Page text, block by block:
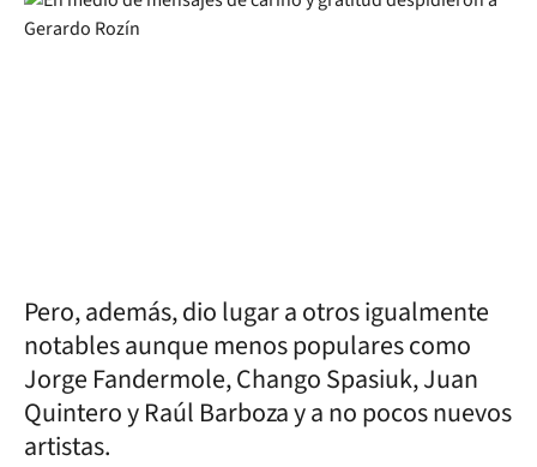
Pero, además, dio lugar a otros igualmente
notables aunque menos populares como
Jorge Fandermole, Chango Spasiuk, Juan
Quintero y Raúl Barboza y a no pocos nuevos
artistas.